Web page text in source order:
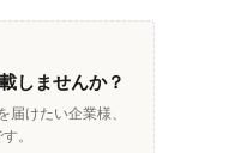
しませんか？
けたい企業様、
。